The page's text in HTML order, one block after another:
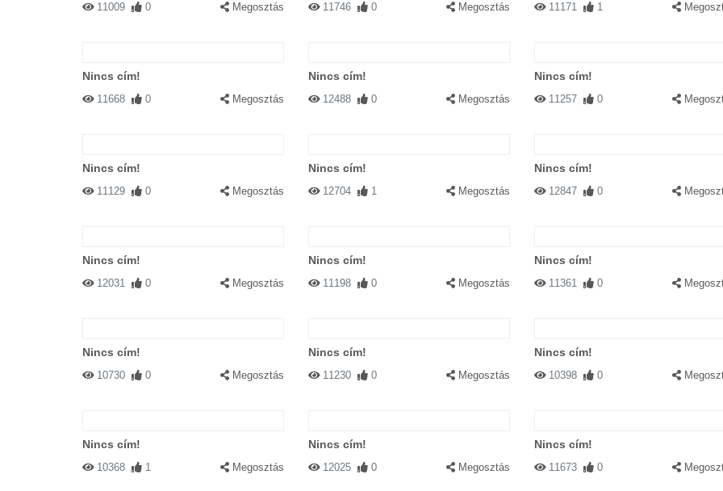
11009 0 Megosztás 11746 0 Megosztás 11171 1
Nincs cím!
11668 0 Megosztás
Nincs cím!
12488 0 Megosztás
Nincs cím!
11257 0
Nincs cím!
11129 0 Megosztás
Nincs cím!
12704 1 Megosztás
Nincs cím!
12847 0
Nincs cím!
12031 0 Megosztás
Nincs cím!
11198 0 Megosztás
Nincs cím!
11361 0
Nincs cím!
10730 0 Megosztás
Nincs cím!
11230 0 Megosztás
Nincs cím!
10398 0
Nincs cím!
10368 1 Megosztás
Nincs cím!
12025 0 Megosztás
Nincs cím!
11673 0